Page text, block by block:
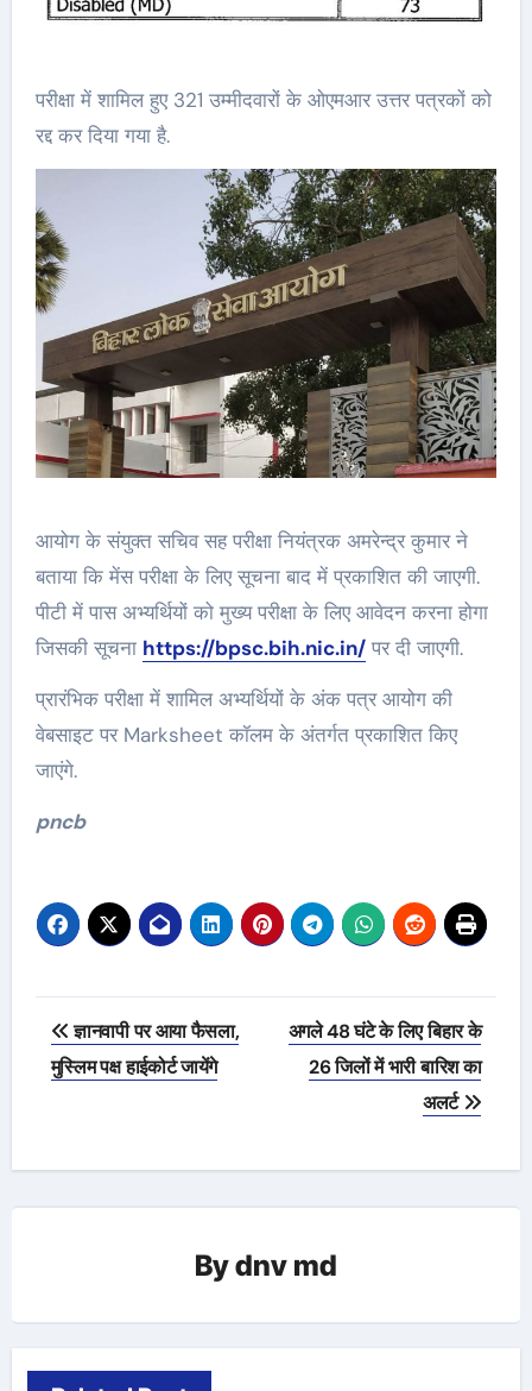
परीक्षा में शामिल हुए 321 उम्मीदवारों के ओएमआर उत्तर पत्रकों को
रद्द कर दिया गया है.
आयोग के संयुक्त सचिव सह परीक्षा नियंत्रक अमरेन्द्र कुमार ने
बताया कि मेंस परीक्षा के लिए सूचना बाद में प्रकाशित की जाएगी.
पीटी में पास अभ्यर्थियों को मुख्य परीक्षा के लिए आवेदन करना होगा
जिसकी सूचना https://bpsc.bih.nic.in/पर दी जाएगी.
प्रारंभिक परीक्षा में शामिल अभ्यर्थियों के अंक पत्र आयोग की
वेबसाइट पर Marksheet कॉलम के अंतर्गत प्रकाशित किए
जाएंगे.
pncb
Post
navigation
ज्ञानवापी पर आया फैसला,
मुस्लिम पक्ष हाईकोर्ट जायेंगे
अगले 48 घंटे के लिए बिहार के
26 जिलों में भारी बारिश का
अलर्ट
Bydnv md